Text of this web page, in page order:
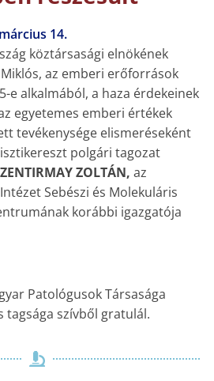
14.
köztársasági elnökének
az emberi erőforrások
e alkalmából, a haza érdekeinek
egyetemes emberi értékek
tevékenysége elismeréseként
polgári tagozat
ZOLTÁN, az
Sebészi és Molekuláris
korábbi igazgatója
Patológusok Társasága
tagsága szívből gratulál.